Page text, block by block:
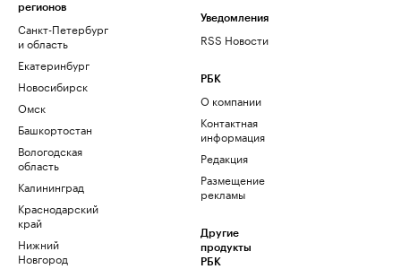
регионов
Санкт-Петербург
и область
Екатеринбург
Новосибирск
Омск
Башкортостан
Вологодская
область
Калининград
Краснодарский
край
Нижний
Новгород
Уведомления
RSS Новости
РБК
О компании
Контактная
информация
Редакция
Размещение
рекламы
Другие
продукты
РБК